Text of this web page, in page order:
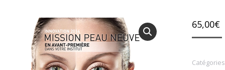
65,00€